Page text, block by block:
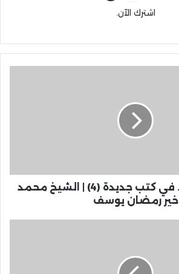
اشترك الآن.
تراثنا الإسلامي.. في كتب جديدة (4) | الشيخ محمد
خير رمضان يوسف